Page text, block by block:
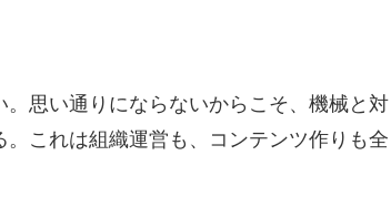
思い通りにならないからこそ、機械と対
これは組織運営も、コンテンツ作りも全